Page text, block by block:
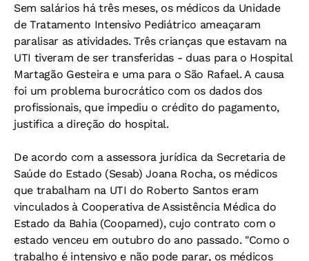
Sem salários há três meses, os médicos da Unidade
de Tratamento Intensivo Pediátrico ameaçaram
paralisar as atividades. Três crianças que estavam na
UTI tiveram de ser transferidas - duas para o Hospital
Martagão Gesteira e uma para o São Rafael. A causa
foi um problema burocrático com os dados dos
profissionais, que impediu o crédito do pagamento,
justifica a direção do hospital.
De acordo com a assessora jurídica da Secretaria de
Saúde do Estado (Sesab) Joana Rocha, os médicos
que trabalham na UTI do Roberto Santos eram
vinculados à Cooperativa de Assistência Médica do
Estado da Bahia (Coopamed), cujo contrato com o
estado venceu em outubro do ano passado. "Como o
trabalho é intensivo e não pode parar, os médicos